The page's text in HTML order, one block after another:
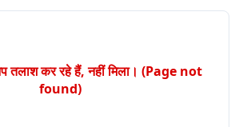
तलाश कर रहे हैं, नहीं मिला। (Page not
found)